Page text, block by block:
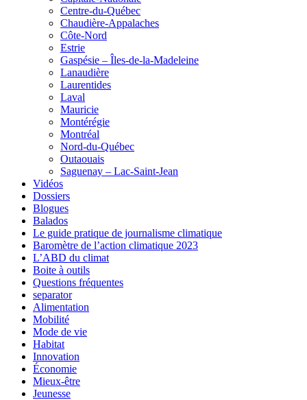
Centre-du-Québec
Chaudière-Appalaches
Côte-Nord
Estrie
Gaspésie – Îles-de-la-Madeleine
Lanaudière
Laurentides
Laval
Mauricie
Montérégie
Montréal
Nord-du-Québec
Outaouais
Saguenay – Lac-Saint-Jean
Vidéos
Dossiers
Blogues
Balados
Le guide pratique de journalisme climatique
Baromètre de l’action climatique 2023
L’ABD du climat
Boite à outils
Questions fréquentes
separator
Alimentation
Mobilité
Mode de vie
Habitat
Innovation
Économie
Mieux-être
Jeunesse